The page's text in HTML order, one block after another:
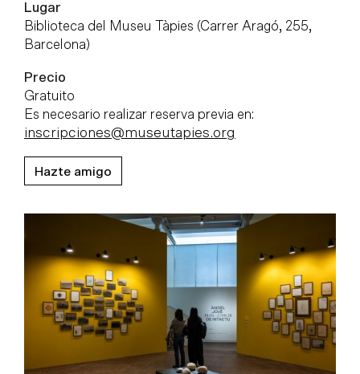
Lugar
Biblioteca del Museu Tàpies (Carrer Aragó, 255,
Barcelona)
Precio
Gratuito
Es necesario realizar reserva previa en:
inscripciones@museutapies.org
Hazte amigo